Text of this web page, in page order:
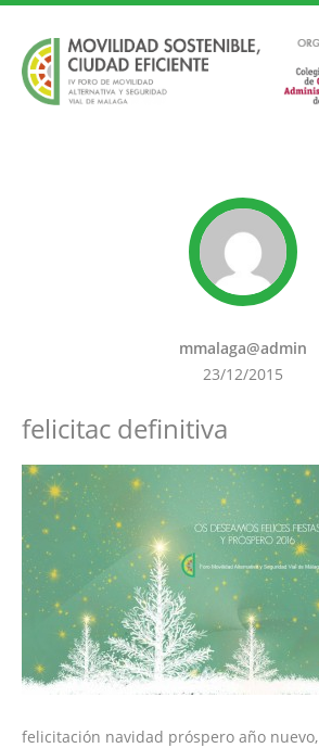
mmalaga@admin
23/12/2015
felicitac definitiva
felicitación navidad próspero año